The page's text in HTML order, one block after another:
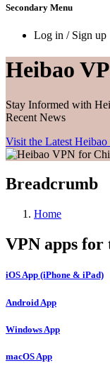
Secondary Menu
Log in / Sign up
Heibao
Stay Informed with
Recent News
Visit the Latest
Breadcrumb
Home
VPN apps for
iOS App (iPhone & iPad)
Android App
Windows App
macOS App